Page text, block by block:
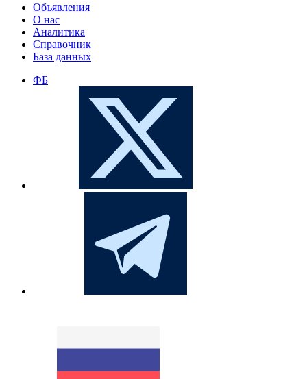
Объявления
О нас
Аналитика
Справочник
База данных
ФБ